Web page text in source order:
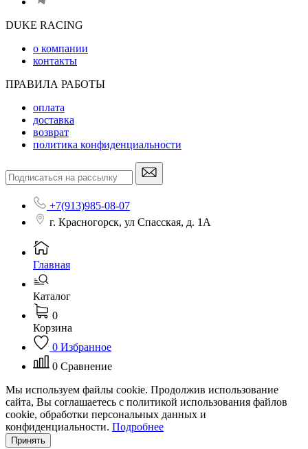
DUKE RACING
о компании
контакты
ПРАВИЛА РАБОТЫ
оплата
доставка
возврат
политика конфиденциальности
+7(913)985-08-07
г. Красногорск, ул Спасская, д. 1А
Главная
Каталог
0
Корзина
0 Избранное
0 Сравнение
Мы используем файлы cookie. Продолжив использование
сайта, Вы соглашаетесь с политикой использования файлов
cookie, обработки персональных данных и
конфиденциальности. Подробнее
Принять